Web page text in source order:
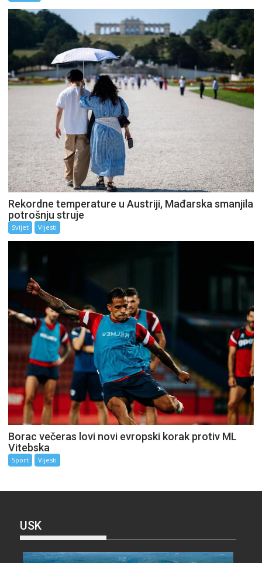
Rekordne temperature u Austriji, Mađarska smanjila
potrošnju struje
Svijet Vijesti
Borac večeras lovi novi evropski korak protiv ML
Vitebska
Sport Vijesti
USK